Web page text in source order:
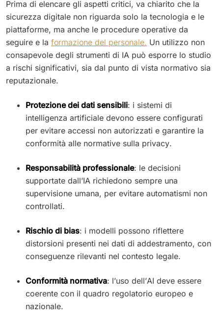
Prima di elencare gli aspetti critici, va chiarito che la
sicurezza digitale non riguarda solo la tecnologia e le
piattaforme, ma anche le procedure operative da
seguire e la formazione del personale. Un utilizzo non
consapevole degli strumenti di IA può esporre lo studio
a rischi significativi, sia dal punto di vista normativo sia
reputazionale.
Protezione dei dati sensibili: i sistemi di
intelligenza artificiale devono essere configurati
per evitare accessi non autorizzati e garantire la
conformità alle normative sulla privacy.
Responsabilità professionale: le decisioni
supportate dall’IA richiedono sempre una
supervisione umana, per evitare automatismi non
controllati.
Rischio di bias: i modelli possono riflettere
distorsioni presenti nei dati di addestramento, con
conseguenze rilevanti nel contesto legale.
Conformità normativa: l’uso dell’AI deve essere
coerente con il quadro regolatorio europeo e
nazionale.